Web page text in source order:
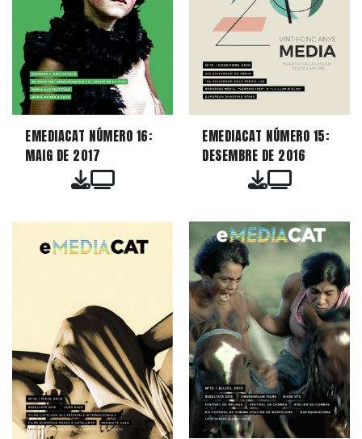
EMEDIACAT NÚMERO 16:
MAIG DE 2017
EMEDIACAT NÚMERO 15:
DESEMBRE DE 2016